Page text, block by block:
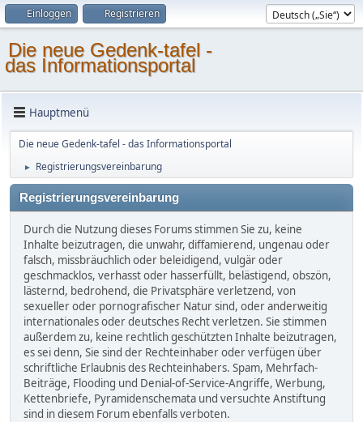
Einloggen Registrieren
Die neue Gedenk-tafel -
das Informationsportal
Hauptmenü
Die neue Gedenk-tafel - das Informationsportal
► Registrierungsvereinbarung
Registrierungsvereinbarung
Durch die Nutzung dieses Forums stimmen Sie zu, keine
Inhalte beizutragen, die unwahr, diffamierend, ungenau oder
falsch, missbräuchlich oder beleidigend, vulgär oder
geschmacklos, verhasst oder hasserfüllt, belästigend, obszön,
lästernd, bedrohend, die Privatsphäre verletzend, von
sexueller oder pornografischer Natur sind, oder anderweitig
internationales oder deutsches Recht verletzen. Sie stimmen
außerdem zu, keine rechtlich geschützten Inhalte beizutragen,
es sei denn, Sie sind der Rechteinhaber oder verfügen über
schriftliche Erlaubnis des Rechteinhabers. Spam, Mehrfach-
Beiträge, Flooding und Denial-of-Service-Angriffe, Werbung,
Kettenbriefe, Pyramidenschemata und versuchte Anstiftung
sind in diesem Forum ebenfalls verboten.